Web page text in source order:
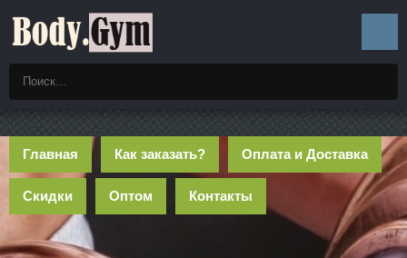
Главная Как заказать? Оплата и Доставка
Скидки Оптом Контакты